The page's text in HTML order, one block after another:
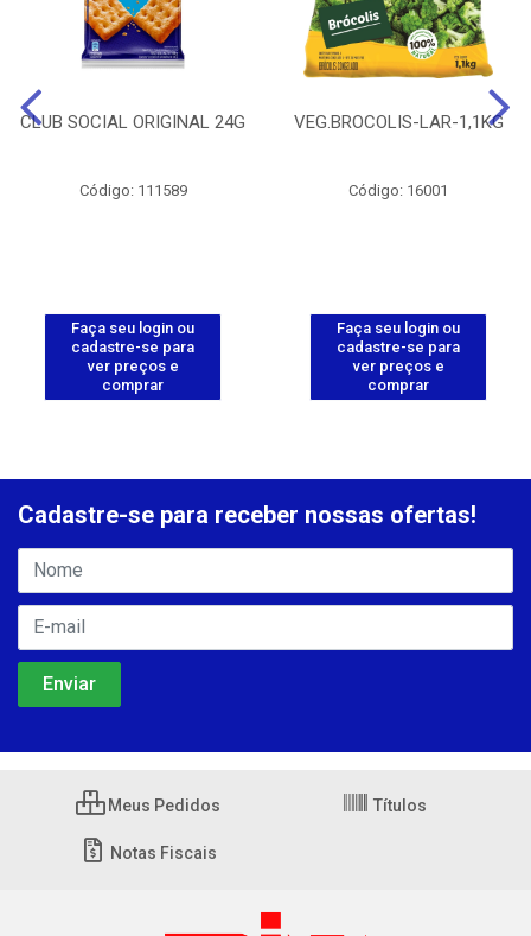
CLUB SOCIAL ORIGINAL 24G
Código: 111589
Faça seu login ou
cadastre-se para
ver preços e
comprar
VEG.BROCOLIS-LAR-1,1KG
Código: 16001
Faça seu login ou
cadastre-se para
ver preços e
comprar
Cadastre-se para receber nossas ofertas!
Meus Pedidos Títulos
Notas Fiscais